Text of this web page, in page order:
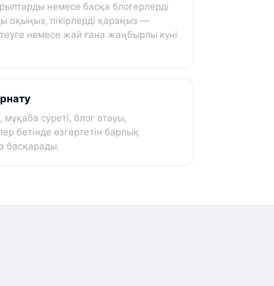
немесе басқа блогерлерді
оқыңыз, пікірлерді қараңыз —
немесе жай ғана жаңбырлы күні
суреті, блог атауы,
бетінде өзгертетін барлық
басқарады.